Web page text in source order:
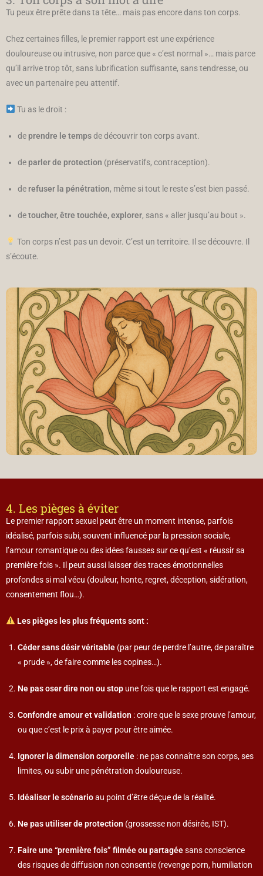
Tu peux être prête dans ta tête… mais pas encore dans ton corps.
Chez certaines filles, le premier rapport est une expérience
douloureuse ou intrusive, non parce que « c’est normal »… mais parce
qu’il arrive trop tôt, sans lubrification suffisante, sans tendresse, ou
avec un partenaire peu attentif.
Tu as le droit :
de prendre le tempsde découvrir ton corps avant.
de parler de protection (préservatifs, contraception).
de refuser la pénétration, même si tout le reste s’est bien passé.
detoucher, être touchée, explorer, sans « aller jusqu’au bout ».
Ton corps n’est pas un devoir. C’est un territoire. Il se découvre. Il
s’écoute.
4. Les pièges à éviter
Le premier rapport sexuel peut être un moment intense, parfois
idéalisé, parfois subi, souvent influencé par la pression sociale,
l’amour romantique ou des idées fausses sur ce qu’est « réussir sa
première fois ». Il peut aussi laisser des traces émotionnelles
profondes si mal vécu (douleur, honte, regret, déception, sidération,
consentement flou…).
Les pièges les plus fréquents sont :
Céder sans désir véritable (par peur de perdre l’autre, de paraître
« prude », de faire comme les copines…).
Ne pas oser dire non ou stop une fois que le rapport est engagé.
Confondre amour et validation : croire que le sexe prouve l’amour,
ou que c’est le prix à payer pour être aimée.
Ignorer la dimension corporelle : ne pas connaître son corps, ses
limites, ou subir une pénétration douloureuse.
Idéaliser le scénarioau point d’être déçue de la réalité.
Ne pas utiliser de protection (grossesse non désirée, IST).
Faire une “première fois” filmée ou partagéesans conscience
des risques de diffusion non consentie (revenge porn, humiliation